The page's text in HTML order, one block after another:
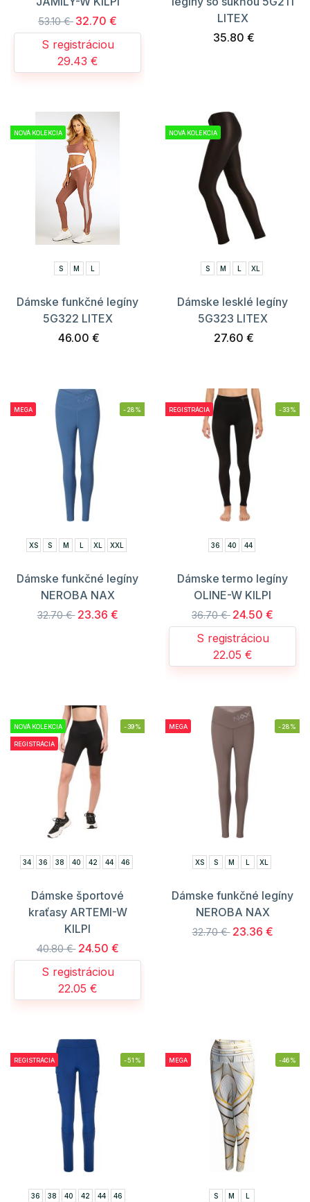
53.10 € 32.70 €
S registráciou
29.43 €
LITEX
35.80 €
NOVÁ KOLEKCIA
S M L
Dámske funkčné legíny
5G322 LITEX
46.00 €
NOVÁ KOLEKCIA
S M L XL
Dámske lesklé legíny
5G323 LITEX
27.60 €
MEGA -28%
XS S M L XL XXL
Dámske funkčné legíny
NEROBA NAX
32.70 € 23.36 €
REGISTRÁCIA -33%
36 40 44
Dámske termo legíny
OLINE-W KILPI
36.70 € 24.50 €
S registráciou
22.05 €
NOVÁ KOLEKCIA
REGISTRÁCIA
-39%
34 36 38 40 42 44 46
Dámske športové
kraťasy ARTEMI-W
KILPI
40.80 € 24.50 €
S registráciou
22.05 €
MEGA -28%
XS S M L XL
Dámske funkčné legíny
NEROBA NAX
32.70 € 23.36 €
REGISTRÁCIA -51%
36 38 40 42 44 46
MEGA -46%
S M L